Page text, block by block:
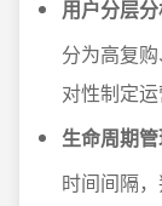
用户分层
分为高复
对性制定运
生命周期
时间间隔